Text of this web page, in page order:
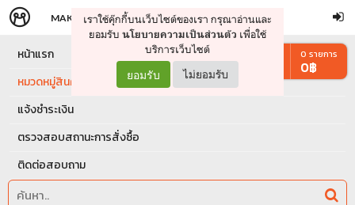
จัดการรถเข็น ดำเนินการต่อ
MAKERS STORE
เราใช้คุ๊กกี้บนเว็บไซต์ของเรา กรุณาอ่านและ
ยอมรับ นโยบายความเป็นส่วนตัว เพื่อใช้
บริการเว็บไซต์
ยอมรับ ไม่ยอมรับ
หน้าแรก
หมวดหมู่สินค้า
แจ้งชำระเงิน
ตรวจสอบสถานะการสั่งซื้อ
ติดต่อสอบถาม
0 รายการ
0฿